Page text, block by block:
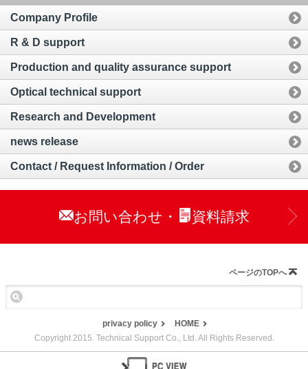
Company Profile
R & D support
Production and quality assurance support
Optical technical support
Research and Development
news release
Contact / Request Information / Order
お問い合わせ ・ 資料請求
ページのTOPへ
privacy policy
HOME
Copyright 2015. Technical Support Co., Ltd. All Rights Reserved.